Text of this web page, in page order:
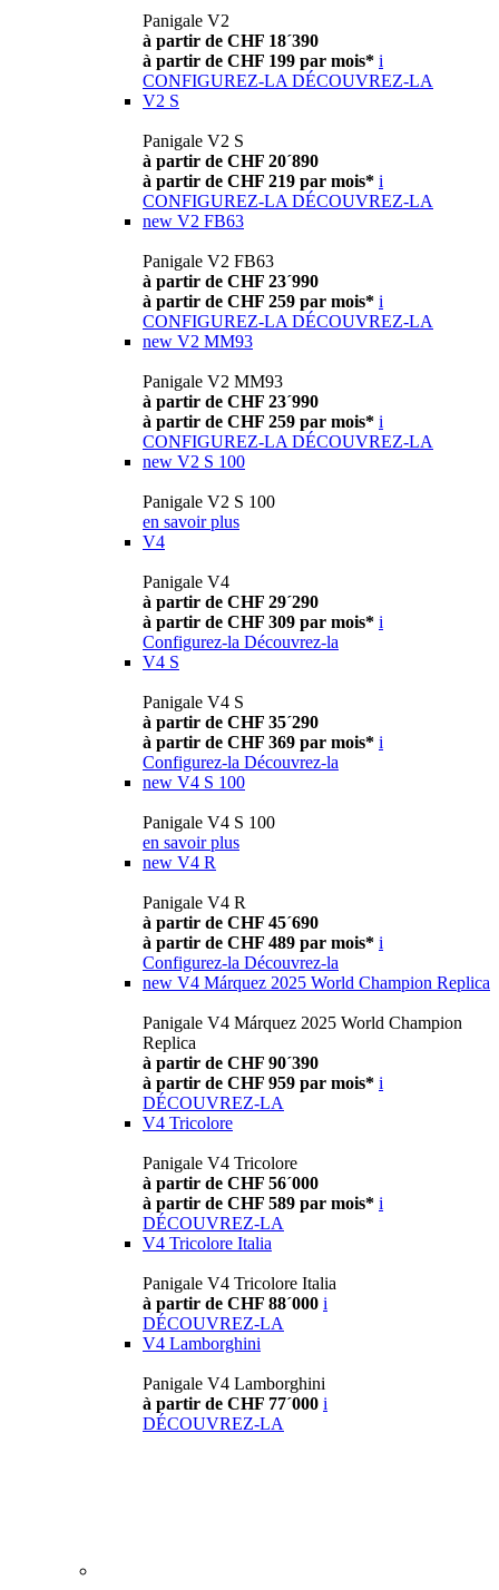
Panigale V2
à partir de CHF 18´390
à partir de CHF 199 par mois* i
CONFIGUREZ-LA DÉCOUVREZ-LA
V2 S
Panigale V2 S
à partir de CHF 20´890
à partir de CHF 219 par mois* i
CONFIGUREZ-LA DÉCOUVREZ-LA
new V2 FB63
Panigale V2 FB63
à partir de CHF 23´990
à partir de CHF 259 par mois* i
CONFIGUREZ-LA DÉCOUVREZ-LA
new V2 MM93
Panigale V2 MM93
à partir de CHF 23´990
à partir de CHF 259 par mois* i
CONFIGUREZ-LA DÉCOUVREZ-LA
new V2 S 100
Panigale V2 S 100
en savoir plus
V4
Panigale V4
à partir de CHF 29´290
à partir de CHF 309 par mois* i
Configurez-la Découvrez-la
V4 S
Panigale V4 S
à partir de CHF 35´290
à partir de CHF 369 par mois* i
Configurez-la Découvrez-la
new V4 S 100
Panigale V4 S 100
en savoir plus
new V4 R
Panigale V4 R
à partir de CHF 45´690
à partir de CHF 489 par mois* i
Configurez-la Découvrez-la
new V4 Márquez 2025 World Champion Replica
Panigale V4 Márquez 2025 World Champion
Replica
à partir de CHF 90´390
à partir de CHF 959 par mois* i
DÉCOUVREZ-LA
V4 Tricolore
Panigale V4 Tricolore
à partir de CHF 56´000
à partir de CHF 589 par mois* i
DÉCOUVREZ-LA
V4 Tricolore Italia
Panigale V4 Tricolore Italia
à partir de CHF 88´000 i
DÉCOUVREZ-LA
V4 Lamborghini
Panigale V4 Lamborghini
à partir de CHF 77´000 i
DÉCOUVREZ-LA